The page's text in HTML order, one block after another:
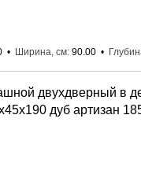
Ширина, см 90.00